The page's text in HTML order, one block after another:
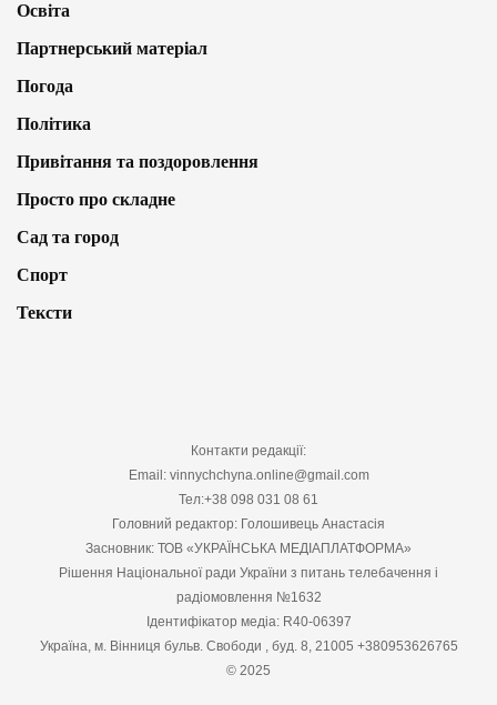
Освіта
Партнерський матеріал
Погода
Політика
Привітання та поздоровлення
Просто про складне
Сад та город
Спорт
Тексти
Контакти редакції:
Email: vinnychchyna.online@gmail.com
Тел:+38 098 031 08 61
Головний редактор: Голошивець Анастасія
Засновник: ТОВ «УКРАЇНСЬКА МЕДІАПЛАТФОРМА»
Рішення Національної ради України з питань телебачення і
радіомовлення №1632
Ідентифікатор медіа: R40-06397
Україна, м. Вінниця бульв. Свободи , буд. 8, 21005 +380953626765
© 2025